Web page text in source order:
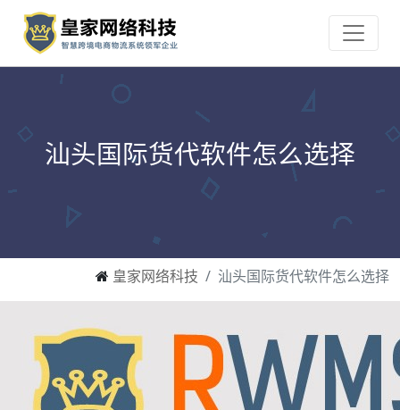
汕头国际货代软件怎么选择
皇家网络科技 汕头国际货代软件怎么选择